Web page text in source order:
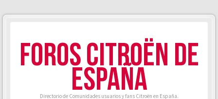
FOROS CITROËN DE
ESPAÑA
Directorio de Comunidades usuarios y fans Citroën en España.